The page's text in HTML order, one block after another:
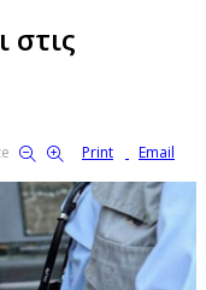
στις
Print Email